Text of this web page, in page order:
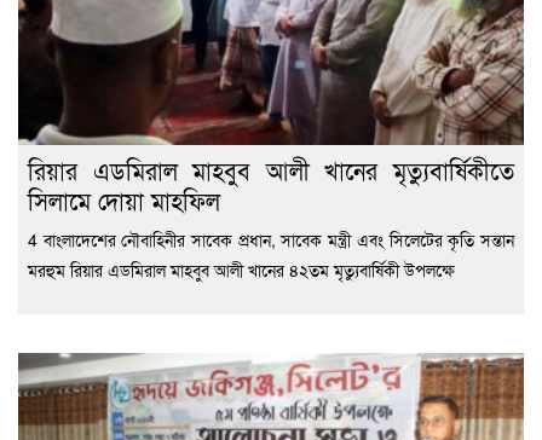
রিয়ার এডমিরাল মাহবুব আলী খানের মৃত্যুবার্ষিকীতে
সিলামে দোয়া মাহফিল
4 বাংলাদেশের নৌবাহিনীর সাবেক প্রধান, সাবেক মন্ত্রী এবং সিলেটের কৃতি সন্তান
মরহুম রিয়ার এডমিরাল মাহবুব আলী খানের ৪২তম মৃত্যুবার্ষিকী উপলক্ষে